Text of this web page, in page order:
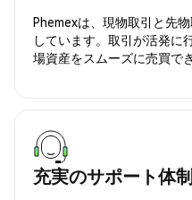
Phemexは、現物取引と先
しています。取引が活発に
場資産をスムーズに売買で
充実のサポート体